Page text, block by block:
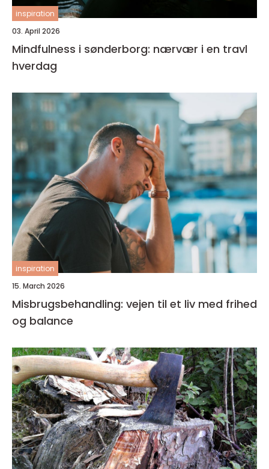
inspiration
03. April 2026
Mindfulness i sønderborg: nærvær i en travl
hverdag
inspiration
15. March 2026
Misbrugsbehandling: vejen til et liv med frihed
og balance